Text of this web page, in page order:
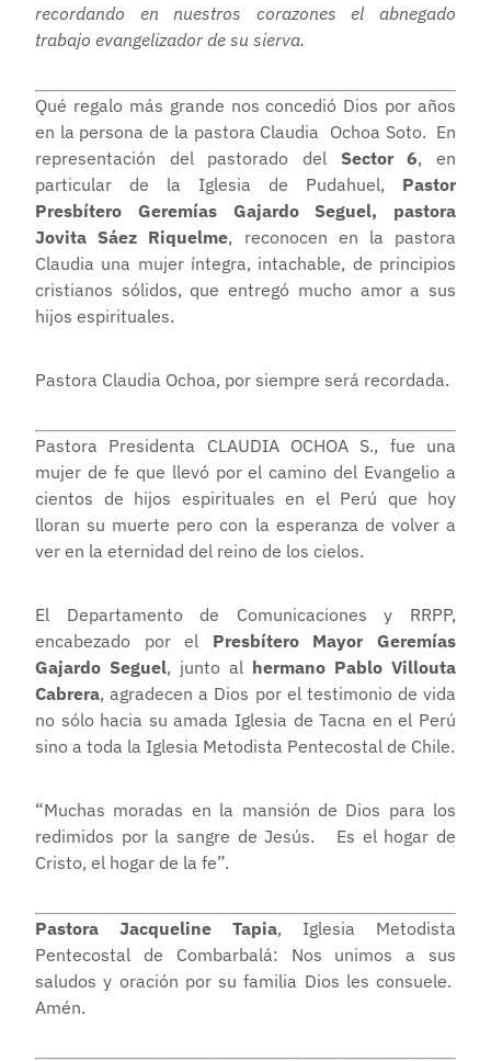
recordando en nuestros corazones el abnegado
trabajo evangelizador de su sierva.
Qué regalo más grande nos concedió Dios por años
en la persona de la pastora Claudia Ochoa Soto. En
representación del pastorado del Sector 6, en
particular de la Iglesia de Pudahuel, Pastor
Presbítero Geremías Gajardo Seguel, pastora
Jovita Sáez Riquelme, reconocen en la pastora
Claudia una mujer íntegra, intachable, de principios
cristianos sólidos, que entregó mucho amor a sus
hijos espirituales.
Pastora Claudia Ochoa, por siempre será recordada.
Pastora Presidenta CLAUDIA OCHOA S., fue una
mujer de fe que llevó por el camino del Evangelio a
cientos de hijos espirituales en el Perú que hoy
lloran su muerte pero con la esperanza de volver a
ver en la eternidad del reino de los cielos.
El Departamento de Comunicaciones y RRPP,
encabezado por el Presbítero Mayor
Geremías
Gajardo Seguel, junto al hermano Pablo Villouta
Cabrera, agradecen a Dios por el testimonio de vida
no sólo hacia su amada Iglesia de Tacna en el Perú
sino a toda la Iglesia Metodista Pentecostal de Chile.
“Muchas moradas en la mansión de Dios para los
redimidos por la sangre de Jesús. Es el hogar de
Cristo, el hogar de la fe”.
Pastora Jacqueline Tapia, Iglesia Metodista
Pentecostal de Combarbalá: Nos unimos a sus
saludos y oración por su familia Dios les consuele.
Amén.